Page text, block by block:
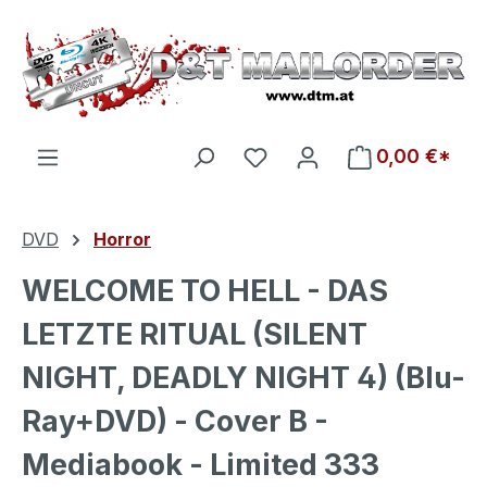
Zum Hauptinhalt springen
Du hast 0 Produkte auf
0,00 €*
DVD Horror
WELCOME TO HELL - DAS
LETZTE RITUAL (SILENT
NIGHT, DEADLY NIGHT 4) (Blu-
Ray+DVD) - Cover B -
Mediabook - Limited 333